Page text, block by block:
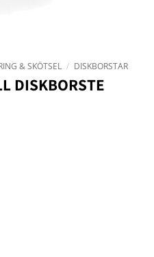
& SKÖTSEL / DISKBORSTAR
DISKBORSTE
mängd